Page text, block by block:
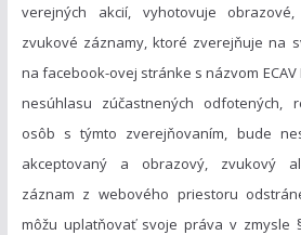
verejných akcií, vyhotovuje
zvukové záznamy, ktoré zverejňuje na
na facebook-ovej stránke s názvom
nesúhlasu zúčastnených odfotených,
osôb s týmto zverejňovaním, bude
akceptovaný a obrazový, zvukový
záznam z webového priestoru
môžu uplatňovať svoje práva v zmysle